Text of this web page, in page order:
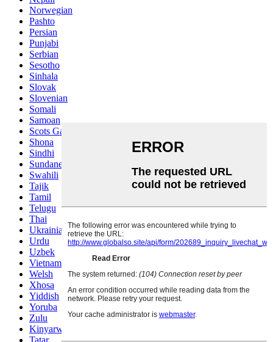
Norwegian
Pashto
Persian
Punjabi
Serbian
Sesotho
Sinhala
Slovak
Slovenian
Somali
Samoan
Scots Gaelic
Shona
Sindhi
Sundanese
Swahili
Tajik
Tamil
Telugu
Thai
Ukrainian
Urdu
Uzbek
Vietnamese
Welsh
Xhosa
Yiddish
Yoruba
Zulu
Kinyarwanda